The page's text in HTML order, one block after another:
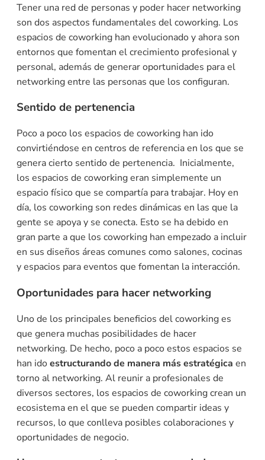
Tener una red de personas y poder hacer networking
son dos aspectos fundamentales del coworking. Los
espacios de coworking han evolucionado y ahora son
entornos que fomentan el crecimiento profesional y
personal, además de generar oportunidades para el
networking entre las personas que los configuran.
Sentido de pertenencia
Poco a poco los espacios de coworking han ido
convirtiéndose en centros de referencia en los que se
genera cierto sentido de pertenencia. Inicialmente,
los espacios de coworking eran simplemente un
espacio físico que se compartía para trabajar. Hoy en
día, los coworking son redes dinámicas en las que la
gente se apoya y se conecta. Esto se ha debido en
gran parte a que los coworking han empezado a incluir
en sus diseños áreas comunes como salones, cocinas
y espacios para eventos que fomentan la interacción.
Oportunidades para hacer networking
Uno de los principales beneficios del coworking es
que genera muchas posibilidades de hacer
networking. De hecho, poco a poco estos espacios se
han idoestructurando de manera más estratégica en
torno al networking. Al reunir a profesionales de
diversos sectores, los espacios de coworking crean un
ecosistema en el que se pueden compartir ideas y
recursos, lo que conlleva posibles colaboraciones y
oportunidades de negocio.